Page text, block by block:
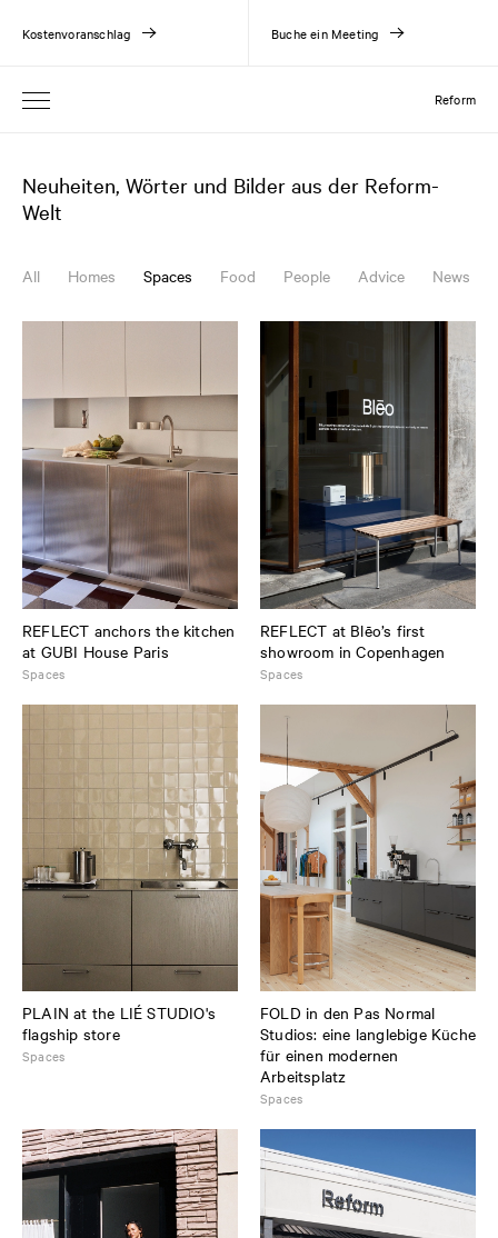
Reform
Kostenvoranschlag Buche ein Meeting
Neuheiten, Wörter und Bilder aus der Reform-
Welt
All Homes Spaces Food People Advice News
REFLECT anchors the kitchen
at GUBI House Paris
Spaces
REFLECT at Blēo’s first
showroom in Copenhagen
Spaces
PLAIN at the LIÉ STUDIO's
flagship store
Spaces
FOLD in den Pas Normal
Studios: eine langlebige Küche
für einen modernen
Arbeitsplatz
Spaces